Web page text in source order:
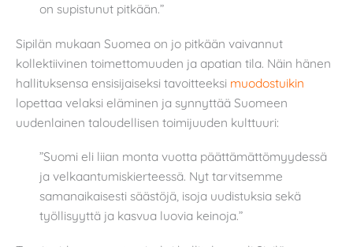
on supistunut pitkään.”
Sipilän mukaan Suomea on jo pitkään vaivannut
kollektiivinen toimettomuuden ja apatian tila. Näin hänen
hallituksensa ensisijaiseksi tavoitteeksi muodostuikin
lopettaa velaksi eläminen ja synnyttää Suomeen
uudenlainen taloudellisen toimijuuden kulttuuri:
”Suomi eli liian monta vuotta päättämättömyydessä
ja velkaantumiskierteessä. Nyt tarvitsemme
samanaikaisesti säästöjä, isoja uudistuksia sekä
työllisyyttä ja kasvua luovia keinoja.”